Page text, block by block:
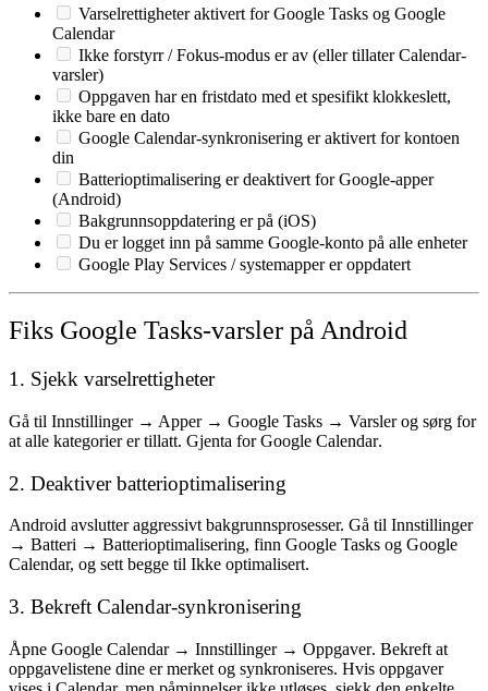
Varselrettigheter aktivert for Google Tasks og Google
Calendar
Ikke forstyrr / Fokus-modus er av (eller tillater Calendar-
varsler)
Oppgaven har en fristdato med et spesifikt klokkeslett,
ikke bare en dato
Google Calendar-synkronisering er aktivert for kontoen
din
Batterioptimalisering er deaktivert for Google-apper
(Android)
Bakgrunnsoppdatering er på (iOS)
Du er logget inn på samme Google-konto på alle enheter
Google Play Services / systemapper er oppdatert
Fiks Google Tasks-varsler på Android
1. Sjekk varselrettigheter
Gå til Innstillinger → Apper → Google Tasks → Varslerog sørg for
at alle kategorier er tillatt. Gjenta forGoogle Calendar.
2. Deaktiver batterioptimalisering
Android avslutter aggressivt bakgrunnsprosesser. Gå til Innstillinger
→ Batteri → Batterioptimalisering, finn Google Tasks og Google
Calendar, og sett begge til Ikke optimalisert.
3. Bekreft Calendar-synkronisering
Åpne Google Calendar → Innstillinger → Oppgaver. Bekreft at
oppgavelistene dine er merket og synkroniseres. Hvis oppgaver